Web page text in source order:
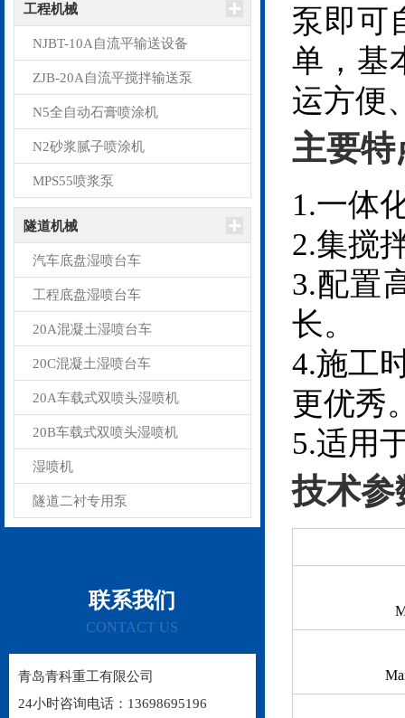
工程机械
NJBT-10A自流平输送设备
ZJB-20A自流平搅拌输送泵
N5全自动石膏喷涂机
N2砂浆腻子喷涂机
MPS55喷浆泵
隧道机械
汽车底盘湿喷台车
工程底盘湿喷台车
20A混凝土湿喷台车
20C混凝土湿喷台车
20A车载式双喷头湿喷机
20B车载式双喷头湿喷机
湿喷机
隧道二衬专用泵
联系我们
CONTACT US
青岛青科重工有限公司
24小时咨询电话：13698695196
泵即可
单，基
运方便
主要特
1.一体
2.集搅
3.配置
长。
4.施工
更优秀
5.适用
技术参